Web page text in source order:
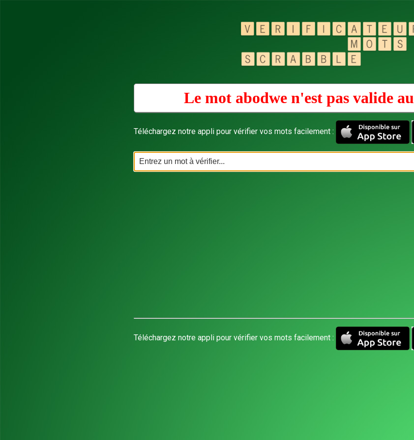
Le mot abodwe n'est pas valide au
Téléchargez notre appli pour vérifier vos mots facilement :
Téléchargez notre appli pour vérifier vos mots facilement :